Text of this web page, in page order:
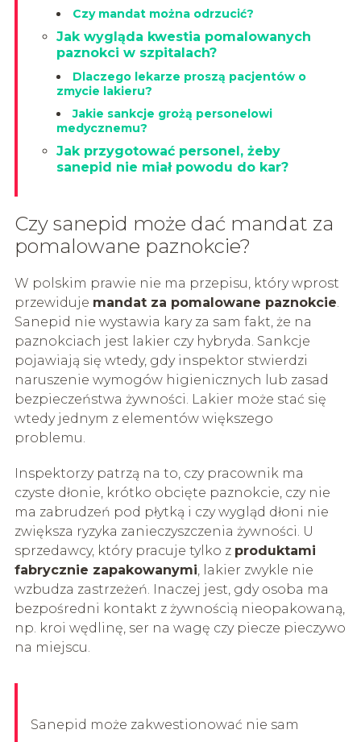
Czy mandat można odrzucić?
Jak wygląda kwestia pomalowanych
paznokci w szpitalach?
Dlaczego lekarze proszą pacjentów o
zmycie lakieru?
Jakie sankcje grożą personelowi
medycznemu?
Jak przygotować personel, żeby
sanepid nie miał powodu do kar?
Czy sanepid może dać mandat za
pomalowane paznokcie?
W polskim prawie nie ma przepisu, który wprost
przewiduje mandat za pomalowane paznokcie.
Sanepid nie wystawia kary za sam fakt, że na
paznokciach jest lakier czy hybryda. Sankcje
pojawiają się wtedy, gdy inspektor stwierdzi
naruszenie wymogów higienicznych lub zasad
bezpieczeństwa żywności. Lakier może stać się
wtedy jednym z elementów większego
problemu.
Inspektorzy patrzą na to, czy pracownik ma
czyste dłonie, krótko obcięte paznokcie, czy nie
ma zabrudzeń pod płytką i czy wygląd dłoni nie
zwiększa ryzyka zanieczyszczenia żywności. U
sprzedawcy, który pracuje tylko z produktami
fabrycznie zapakowanymi, lakier zwykle nie
wzbudza zastrzeżeń. Inaczej jest, gdy osoba ma
bezpośredni kontakt z żywnością nieopakowaną,
np. kroi wędlinę, ser na wagę czy piecze pieczywo
na miejscu.
Sanepid może zakwestionować nie sam